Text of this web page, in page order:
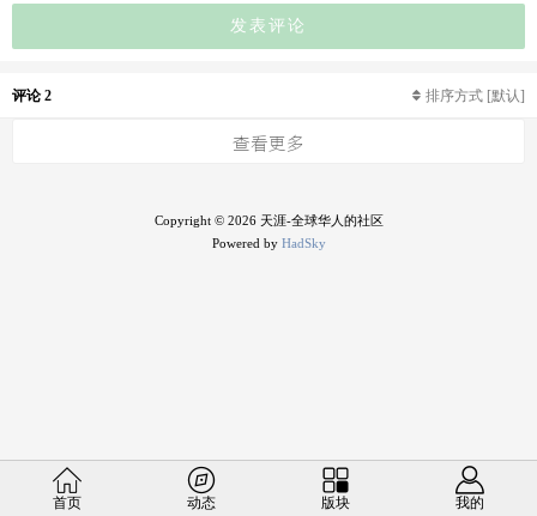
发表评论
评论 2 排序方式 [默认]
查看更多
Copyright © 2026 天涯-全球华人的社区
Powered by HadSky
首页 动态 版块 我的